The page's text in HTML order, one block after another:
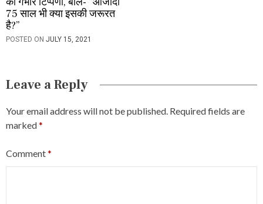
75 साल भी क्या इसकी जरूरत
है?”
POSTED ON JULY 15, 2021
Leave a Reply
Your email address will not be published. Required fields are
marked*
Comment*